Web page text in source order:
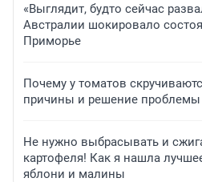
«Выглядит, будто сейчас
Австралии шокировало
Приморье
Почему у томатов
причины и решение проблемы
Не нужно выбрасывать и
картофеля! Как я нашла
яблони и малины